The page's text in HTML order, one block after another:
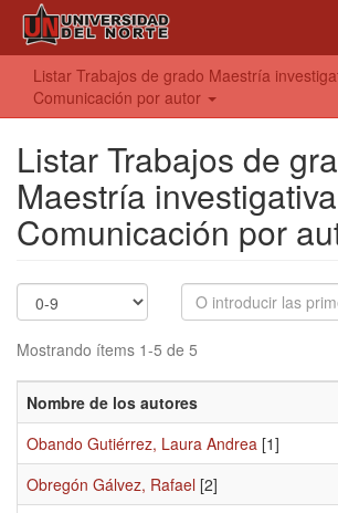
Listar Trabajos de grado Maestría
Comunicación por autor
Listar Trabajos de
Maestría investigativa
Comunicación por
Mostrando ítems 1-5 de 5
Nombre de los autores
Obando Gutiérrez, Laura Andrea [1]
Obregón Gálvez, Rafael [2]